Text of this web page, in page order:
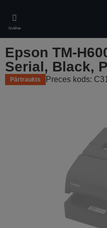
main
content
Izvēlne
Epson TM-
Serial, Black,
Pārtraukts Preces kods: